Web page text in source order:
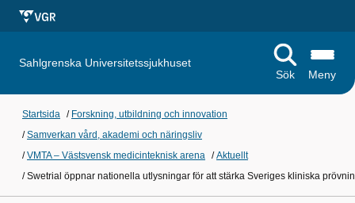
Sahlgrenska Universitetssjukhuset
Sök
Meny
Startsida / Forskning, utbildning och innovation
/Samverkan vård, akademi och näringsliv
/VMTA – Västsvensk medicinteknisk arena /Aktuellt
/Swetrial öppnar nationella utlysningar för att stärka Sveriges kliniska